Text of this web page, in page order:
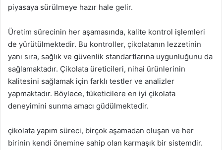
piyasaya sürülmeye hazır hale gelir.
Üretim sürecinin her aşamasında, kalite kontrol işlemleri
de yürütülmektedir. Bu kontroller, çikolatanın lezzetinin
yanı sıra, sağlık ve güvenlik standartlarına uygunluğunu da
sağlamaktadır. Çikolata üreticileri, nihai ürünlerinin
kalitesini sağlamak için farklı testler ve analizler
yapmaktadır. Böylece, tüketicilere en iyi çikolata
deneyimini sunma amacı güdülmektedir.
çikolata yapım süreci, birçok aşamadan oluşan ve her
birinin kendi önemine sahip olan karmaşık bir sistemdir.